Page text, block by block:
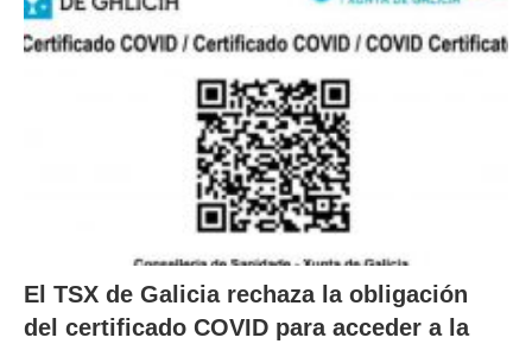
El TSX de Galicia rechaza la obligación
del certificado COVID para acceder a la